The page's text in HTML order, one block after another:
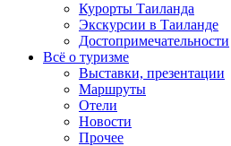
Курорты Таиланда
Экскурсии в Таиланде
Достопримечательности
Всё о туризме
Выставки, презентации
Маршруты
Отели
Новости
Прочее